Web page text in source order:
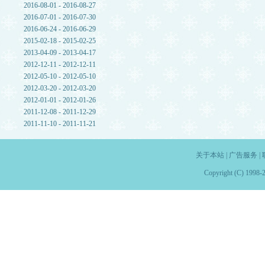
2016-08-01 - 2016-08-27
2016-07-01 - 2016-07-30
2016-06-24 - 2016-06-29
2015-02-18 - 2015-02-25
2013-04-09 - 2013-04-17
2012-12-11 - 2012-12-11
2012-05-10 - 2012-05-10
2012-03-20 - 2012-03-20
2012-01-01 - 2012-01-26
2011-12-08 - 2011-12-29
2011-11-10 - 2011-11-21
关于本站| 广告服务
Copyright (C) 1998-